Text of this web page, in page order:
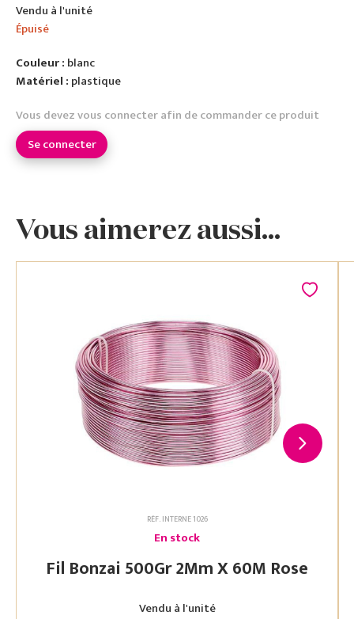
Vendu à l'unité
Épuisé
Couleur : blanc
Matériel : plastique
Vous devez vous connecter afin de commander ce produit
Se connecter
Vous aimerez aussi...
RÉF. INTERNE 1026
En stock
Fil Bonzai 500Gr 2Mm X 60M Rose
Vendu à l'unité